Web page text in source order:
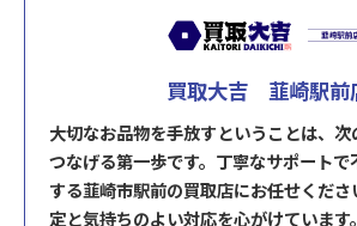
買取大吉 韮崎駅前
大切なお品物を手放すということは、次
つなげる第一歩です。丁寧なサポート
する韮崎市駅前の買取店にお任せくだ
定と気持ちのよい対応を心がけています。